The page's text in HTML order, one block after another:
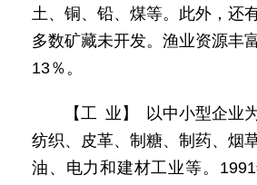
土、铜、铅、煤等。此外，还
多数矿藏未开发。渔业资源丰
13％。
【工 业】 以中小型企业
纺织、皮革、制糖、制药、烟
油、电力和建材工业等。